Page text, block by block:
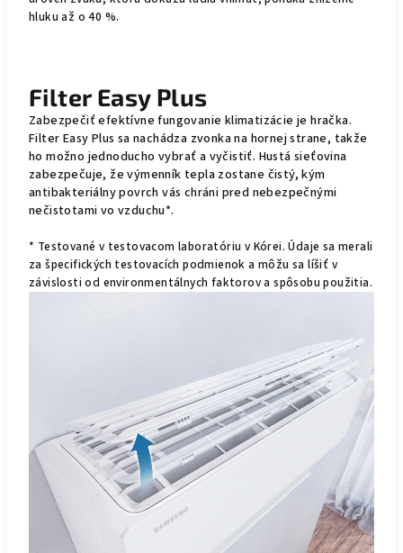
hluku až o 40 %.
Filter Easy Plus
Zabezpečiť efektívne fungovanie klimatizácie je hračka.
Filter Easy Plus sa nachádza zvonka na hornej strane, takže
ho možno jednoducho vybrať a vyčistiť. Hustá sieťovina
zabezpečuje, že výmenník tepla zostane čistý, kým
antibakteriálny povrch vás chráni pred nebezpečnými
nečistotami vo vzduchu*.
* Testované v testovacom laboratóriu v Kórei. Údaje sa merali
za špecifických testovacích podmienok a môžu sa líšiť v
závislosti od environmentálnych faktorov a spôsobu použitia.